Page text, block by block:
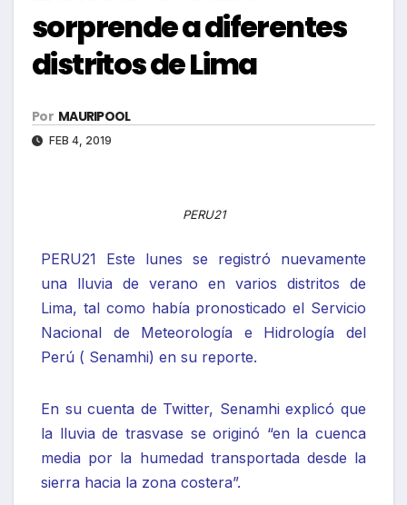
sorprende a diferentes
distritos de Lima
Por MAURIPOOL
FEB 4, 2019
PERU21
PERU21 Este lunes se registró nuevamente
una lluvia de verano en varios distritos de
Lima, tal como había pronosticado el Servicio
Nacional de Meteorología e Hidrología del
Perú ( Senamhi) en su reporte.
En su cuenta de Twitter, Senamhi explicó que
la lluvia de trasvase se originó “en la cuenca
media por la humedad transportada desde la
sierra hacia la zona costera”.